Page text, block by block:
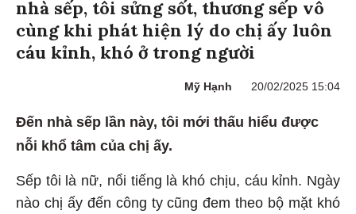
nhà sếp, tôi sửng sốt, thương sếp vô
cùng khi phát hiện lý do chị ấy luôn
cáu kỉnh, khó ở trong người
Mỹ Hạnh 20/02/2025 15:04
Đến nhà sếp lần này, tôi mới thấu hiểu được
nỗi khổ tâm của chị ấy.
Sếp tôi là nữ, nổi tiếng là khó chịu, cáu kỉnh. Ngày
nào chị ấy đến công ty cũng đem theo bộ mặt khó